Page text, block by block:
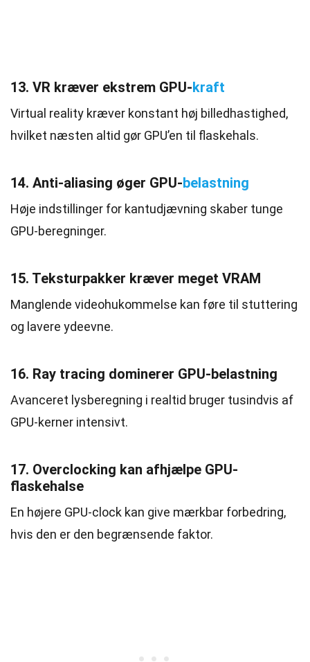
13. VR kræver ekstrem GPU-kraft
Virtual reality kræver konstant høj billedhastighed,
hvilket næsten altid gør GPU’en til flaskehals.
14. Anti-aliasing øger GPU-belastning
Høje indstillinger for kantudjævning skaber tunge
GPU-beregninger.
15. Teksturpakker kræver meget VRAM
Manglende videohukommelse kan føre til stuttering
og lavere ydeevne.
16. Ray tracing dominerer GPU-belastning
Avanceret lysberegning i realtid bruger tusindvis af
GPU-kerner intensivt.
17. Overclocking kan afhjælpe GPU-
flaskehalse
En højere GPU-clock kan give mærkbar forbedring,
hvis den er den begrænsende faktor.